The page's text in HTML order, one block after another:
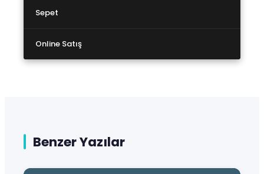
Sepet
Online Satış
Benzer Yazılar